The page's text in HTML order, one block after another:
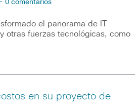
0 comentarios
el panorama de IT
otras fuerzas tecnológicas, como
en su proyecto de